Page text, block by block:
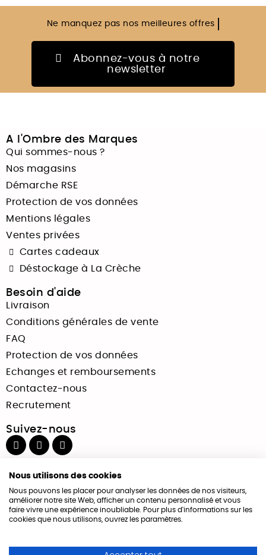
Ne manquez pas nos meilleures offres
Abonnez-vous à notre
newsletter
A l'Ombre des Marques
Qui sommes-nous ?
Nos magasins
Démarche RSE
Protection de vos données
Mentions légales
Ventes privées
Cartes cadeaux
Déstockage à La Crèche
Besoin d'aide
Livraison
Conditions générales de vente
FAQ
Protection de vos données
Echanges et remboursements
Contactez-nous
Recrutement
Suivez-nous
Nous utilisons des cookies
Nous pouvons les placer pour analyser les données de nos visiteurs,
améliorer notre site Web, afficher un contenu personnalisé et vous
faire vivre une expérience inoubliable. Pour plus d'informations sur les
cookies que nous utilisons, ouvrez les paramètres.